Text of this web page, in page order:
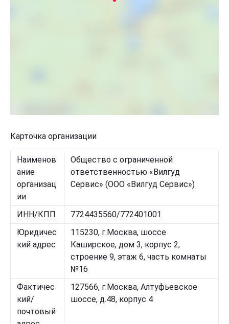
Карточка организации
Наименов
ание
организац
ии
Общество с ограниченной
ответственностью «Вилгуд
Сервис» (ООО «Вилгуд Сервис»)
ИНН/КПП
7724435560/772401001
Юридичес
кий адрес
115230, г.Москва, шоссе
Каширское, дом 3, корпус 2,
строение 9, этаж 6, часть комнаты
№16
Фактичес
кий/
почтовый
127566, г.Москва, Алтуфьевское
шоссе, д.48, корпус 4